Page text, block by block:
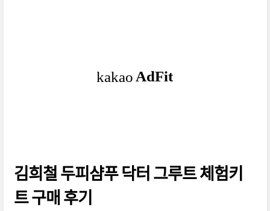
김희철 두피샴푸 닥터 그루트 체험키
트 구매 후기